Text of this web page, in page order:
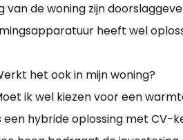
van de woning zijn
heeft wel
het ook in mijn woning?
ik wel kiezen voor een
een hybride oplossing met CV-